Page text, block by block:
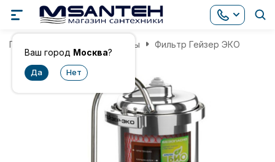
Ваш город Москва?
Главная Фильтры для воды Фильтр Гейзер ЭКО